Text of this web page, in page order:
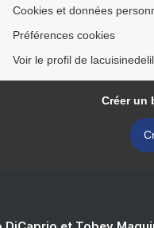
Cookies et données
Préférences cookies
Voir le profil de
Créer un